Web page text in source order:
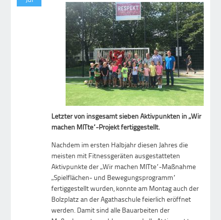
Letzter von insgesamt sieben Aktivpunkten in „Wir
machen MITte“-Projekt fertiggestellt.
Nachdem im ersten Halbjahr diesen Jahres die
meisten mit Fitnessgeräten ausgestatteten
Aktivpunkte der „Wir machen MITte“-Maßnahme
„Spielflächen- und Bewegungsprogramm“
fertiggestellt wurden, konnte am Montag auch der
Bolzplatz an der Agathaschule feierlich eröffnet
werden. Damit sind alle Bauarbeiten der